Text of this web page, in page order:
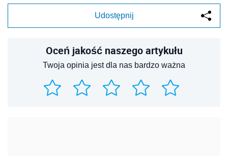
Udostępnij
Oceń jakość naszego artykułu
Twoja opinia jest dla nas bardzo ważna